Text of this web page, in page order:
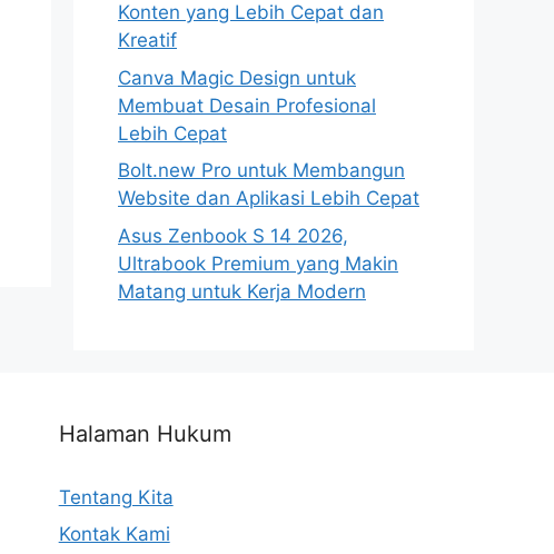
Konten yang Lebih Cepat dan
Kreatif
Canva Magic Design untuk
Membuat Desain Profesional
Lebih Cepat
Bolt.new Pro untuk Membangun
Website dan Aplikasi Lebih Cepat
Asus Zenbook S 14 2026,
Ultrabook Premium yang Makin
Matang untuk Kerja Modern
Halaman Hukum
Tentang Kita
Kontak Kami